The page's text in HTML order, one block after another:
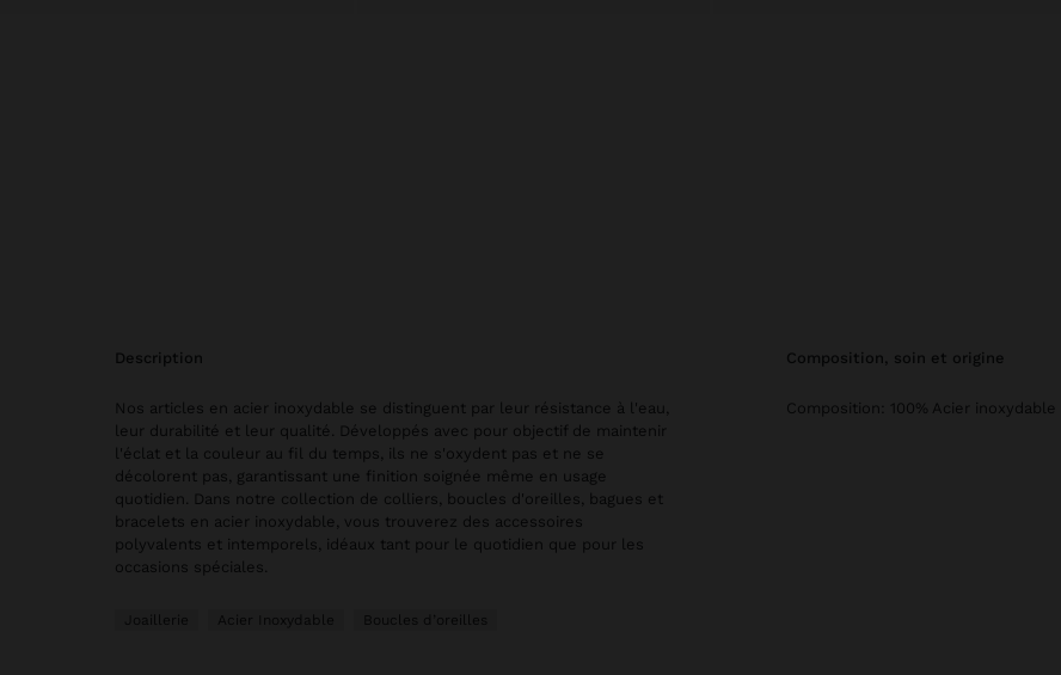
description
Nos articles en acier inoxydable se distinguent par leur résistance à l'eau,
leur durabilité et leur qualité. Développés avec pour objectif de maintenir
l'éclat et la couleur au fil du temps, ils ne s'oxydent pas et ne se
décolorent pas, garantissant une finition soignée même en usage
quotidien. Dans notre collection de colliers, boucles d'oreilles, bagues et
bracelets en acier inoxydable, vous trouverez des accessoires
polyvalents et intemporels, idéaux tant pour le quotidien que pour les
occasions spéciales.
Joaillerie Acier Inoxydable Boucles d’oreilles
composition, soin et origine
Composition: 100% Acier inoxydable